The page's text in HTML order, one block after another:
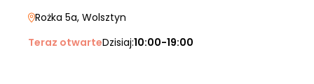
Rożka 5a, Wolsztyn
Teraz otwarteDzisiaj:10:00-19:00